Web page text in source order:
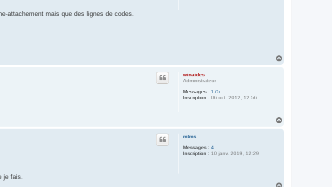
attachement mais que des lignes de codes.
winaides
Administrateur
Messages : 175
Inscription : 06 oct. 2012, 12:56
mtms
Messages : 4
Inscription : 10 janv. 2019, 12:29
je fais.